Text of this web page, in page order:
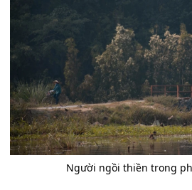
Người ngồi thiền trong